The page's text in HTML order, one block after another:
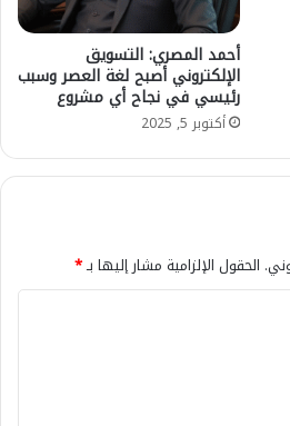
أحمد المصري: التسويق
الإلكتروني أصبح لغة العصر وسبب
رئيسي في نجاح أي مشروع
أكتوبر 5, 2025
الحقول الإلزامية مشار إليها بـ*